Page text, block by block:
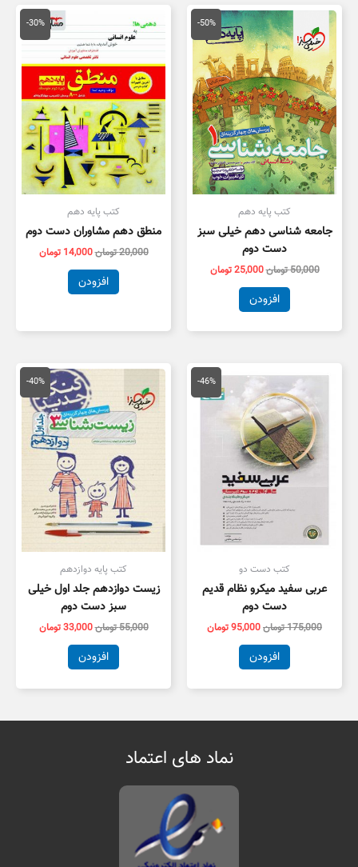
-50%
کتب پایه دهم
جامعه شناسی دهم خیلی سبز
دست دوم
50,000تومان
قیمت
اصلی
50,000 تومان
بود.
25,000تومان
قیمت
فعلی
25,000 تومان
است.
افزودن
-30%
کتب پایه دهم
منطق دهم مشاوران دست دوم
20,000تومان
20,000 تومان
بود.
14,000 تومان
قیمت
فعلی
افزودن
-46%
کتب دست دو
عربی سفید میکرو نظام قدیم
دست دوم
175,000تومان
اصلی
175,000 تومان
بود.
95,000تومان
قیمت
فعلی
95,000 تومان
افزودن
-40%
کتب پایه دوازدهم
زیست دوازدهم جلد اول خیلی
سبز دست دوم
55,000تومان
قیمت
اصلی
55,000 تومان
بود.
33,000تومان
قیمت
فعلی
است.
افزودن
نماد های اعتماد